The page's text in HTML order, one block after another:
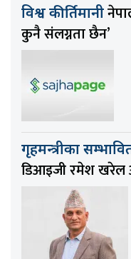
विश्व कीर्तिमानी
कुनै संलग्नता छैन’
गृहमन्त्रीका
डिआइजी रमेश खरेल